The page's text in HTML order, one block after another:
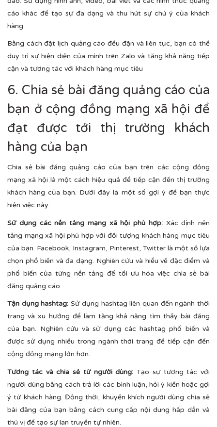
cáo khác để tạo sự đa dạng và thu hút sự chú ý của khách
hàng
Bằng cách đặt lịch quảng cáo đều đặn và liên tục, bạn có thể
duy trì sự hiện diện của mình trên Zalo và tăng khả năng tiếp
cận và tương tác với khách hàng mục tiêu
6. Chia sẻ bài đăng quảng cáo của
bạn ở cộng đồng mạng xã hội để
đạt được tới thị trường khách
hàng của bạn
Chia sẻ bài đăng quảng cáo của bạn trên các cộng đồng
mạng xã hội là một cách hiệu quả để tiếp cận đến thị trường
khách hàng của bạn. Dưới đây là một số gợi ý để bạn thực
hiện việc này:
Sử dụng các nền tảng mạng xã hội phù hợp:Xác định nền
tảng mạng xã hội phù hợp với đối tượng khách hàng mục tiêu
của bạn. Facebook, Instagram, Pinterest, Twitter là một số lựa
chọn phổ biến và đa dạng. Nghiên cứu và hiểu về đặc điểm và
phổ biến của từng nền tảng để tối ưu hóa việc chia sẻ bài
đăng quảng cáo.
Tận dụng hashtag: Sử dụng hashtag liên quan đến ngành thời
trang và xu hướng để làm tăng khả năng tìm thấy bài đăng
của bạn. Nghiên cứu và sử dụng các hashtag phổ biến và
được sử dụng nhiều trong ngành thời trang để tiếp cận đến
cộng đồng mạng lớn hơn.
Tương tác và chia sẻ từ người dùng: Tạo sự tương tác với
người dùng bằng cách trả lời các bình luận, hỏi ý kiến hoặc gợi
ý từ khách hàng. Đồng thời, khuyến khích người dùng chia sẻ
bài đăng của bạn bằng cách cung cấp nội dung hấp dẫn và
thú vị để tạo sự lan truyền tự nhiên.